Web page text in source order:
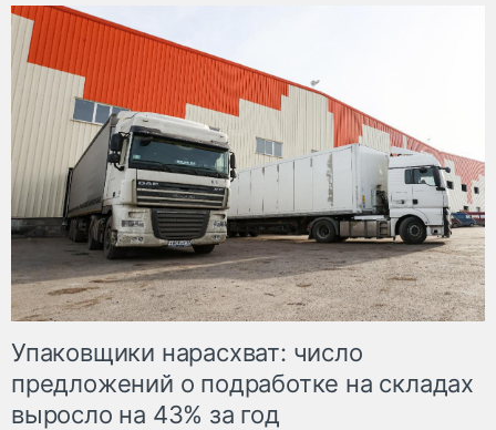
Упаковщики нарасхват: число
предложений о подработке на складах
выросло на 43% за год